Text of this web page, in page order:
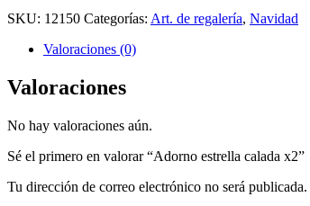
SKU: 12150 Categorías: Art. de regalería, Navidad
Valoraciones (0)
Valoraciones
No hay valoraciones aún.
Sé el primero en valorar “Adorno estrella calada x2”
Tu dirección de correo electrónico no será publicada.